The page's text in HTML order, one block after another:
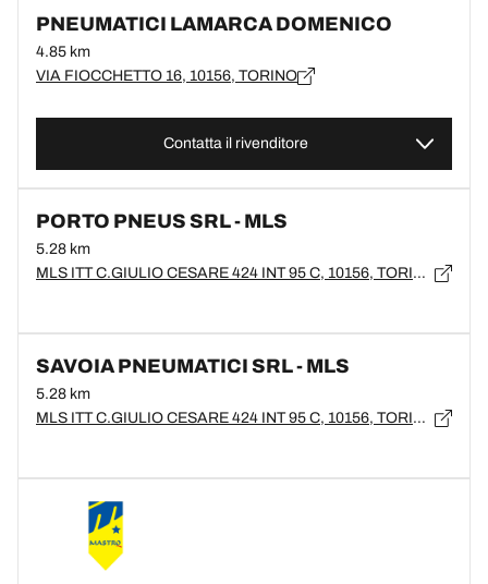
PNEUMATICI LAMARCA DOMENICO
4.85 km
VIA FIOCCHETTO 16, 10156, TORINO
Contatta il rivenditore
PORTO PNEUS SRL - MLS
5.28 km
MLS ITT C.GIULIO CESARE 424 INT 95 C, 10156, TORINO
SAVOIA PNEUMATICI SRL - MLS
5.28 km
MLS ITT C.GIULIO CESARE 424 INT 95 C, 10156, TORINO